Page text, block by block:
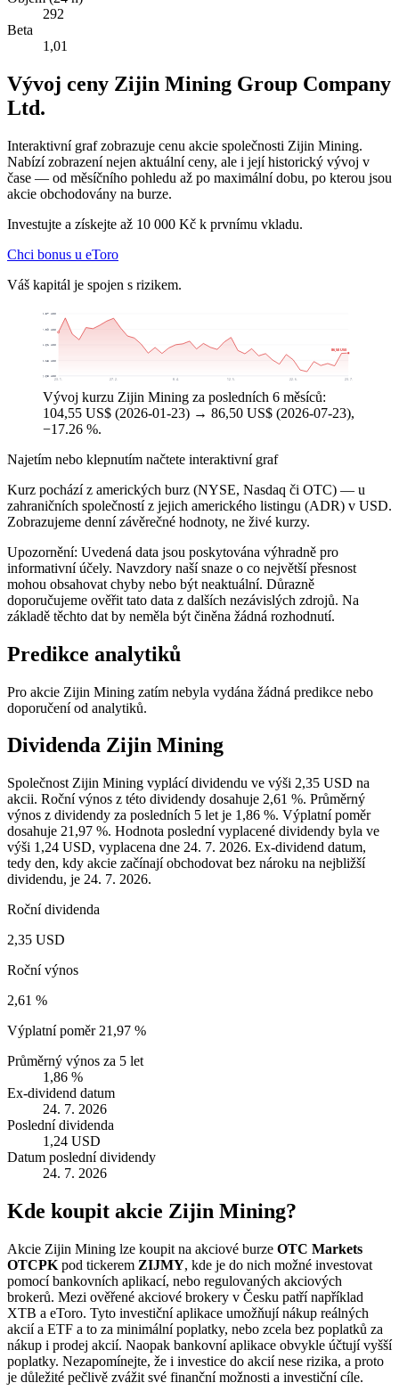
292
Beta
1,01
Vývoj ceny Zijin Mining Group Company
Ltd.
Interaktivní graf zobrazuje cenu akcie společnosti Zijin Mining.
Nabízí zobrazení nejen aktuální ceny, ale i její historický vývoj v
čase — od měsíčního pohledu až po maximální dobu, po kterou jsou
akcie obchodovány na burze.
Investujte a získejte až 10 000 Kč k prvnímu vkladu.
Chci bonus u eToro
Váš kapitál je spojen s rizikem.
66,65 US$
80,13 US$
93,61 US$
107,09 US$
120,57 US$
23. 1. 27. 2. 8. 4. 12. 5. 22. 6. 23. 7.
86,50 US$
Vývoj kurzu Zijin Mining za posledních 6 měsíců:
104,55 US$ (2026-01-23) → 86,50 US$ (2026-07-23),
−17.26 %.
Najetím nebo klepnutím načtete interaktivní graf
Kurz pochází z amerických burz (NYSE, Nasdaq či OTC) — u
zahraničních společností z jejich amerického listingu (ADR) v USD.
Zobrazujeme denní závěrečné hodnoty, ne živé kurzy.
Upozornění: Uvedená data jsou poskytována výhradně pro
informativní účely. Navzdory naší snaze o co největší přesnost
mohou obsahovat chyby nebo být neaktuální. Důrazně
doporučujeme ověřit tato data z dalších nezávislých zdrojů. Na
základě těchto dat by neměla být činěna žádná rozhodnutí.
Predikce analytiků
Pro akcie Zijin Mining zatím nebyla vydána žádná predikce nebo
doporučení od analytiků.
Dividenda Zijin Mining
Společnost Zijin Mining vyplácí dividendu ve výši 2,35 USD na
akcii. Roční výnos z této dividendy dosahuje 2,61 %. Průměrný
výnos z dividendy za posledních 5 let je 1,86 %. Výplatní poměr
dosahuje 21,97 %. Hodnota poslední vyplacené dividendy byla ve
výši 1,24 USD, vyplacena dne 24. 7. 2026. Ex-dividend datum,
tedy den, kdy akcie začínají obchodovat bez nároku na nejbližší
dividendu, je 24. 7. 2026.
Roční dividenda
2,35 USD
Roční výnos
2,61 %
Výplatní poměr 21,97 %
Průměrný výnos za 5 let
1,86 %
Ex-dividend datum
24. 7. 2026
Poslední dividenda
1,24 USD
Datum poslední dividendy
24. 7. 2026
Kde koupit akcie Zijin Mining?
Akcie Zijin Mining lze koupit na akciové burze OTC Markets
OTCPK pod tickerem ZIJMY, kde je do nich možné investovat
pomocí bankovních aplikací, nebo regulovaných akciových
brokerů. Mezi ověřené akciové brokery v Česku patří například
XTB a eToro. Tyto investiční aplikace umožňují nákup reálných
akcií a ETF a to za minimální poplatky, nebo zcela bez poplatků za
nákup i prodej akcií. Naopak bankovní aplikace obvykle účtují vyšší
poplatky. Nezapomínejte, že i investice do akcií nese rizika, a proto
je důležité pečlivě zvážit své finanční možnosti a investiční cíle.